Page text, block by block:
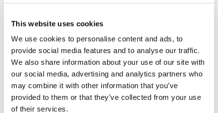
This website uses cookies
We use cookies to personalise content and ads, to
provide social media features and to analyse our traffic.
We also share information about your use of our site with
our social media, advertising and analytics partners who
may combine it with other information that you’ve
provided to them or that they’ve collected from your use
of their services.
Le chemin vers le sommet du volcan est
particulièrement génial. Il s’agit d’une montée de
trois kilomètres, alors que le chemin s’étend sur
plus de 40 km – presque uniquement constitué de
virages en épingle à cheveux.